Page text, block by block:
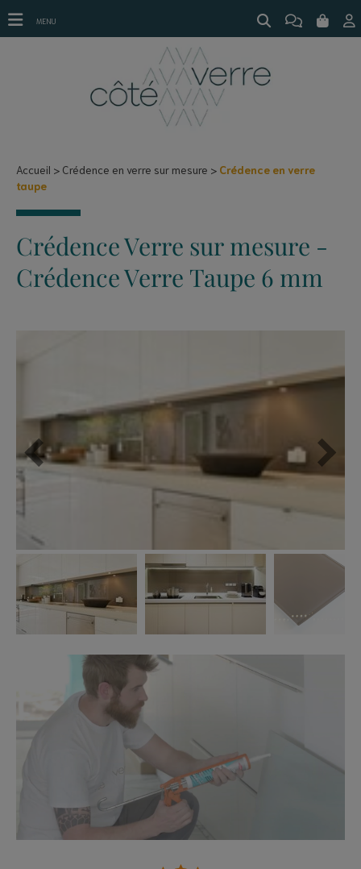
Crédence en verre taupe
Accueil Crédence en verre sur mesure
Crédence en verre
taupe
Crédence Verre sur mesure -
Crédence Verre Taupe 6 mm
MENU